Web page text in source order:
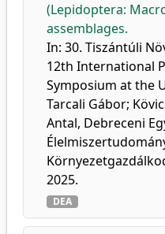
(Lepidoptera:
assemblages.
In: 30. Tiszántúli
12th International
Symposium at the
Tarcali Gábor;
Antal, Debreceni
2025.
DEA